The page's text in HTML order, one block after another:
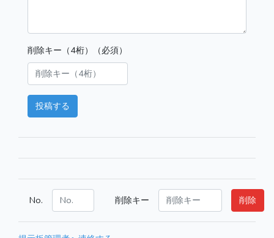
削除キー（4桁）（必須）
投稿する
No. 削除キー 削除